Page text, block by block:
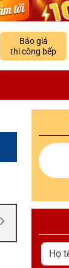
Báo giá
thi công bếp
Họ tên